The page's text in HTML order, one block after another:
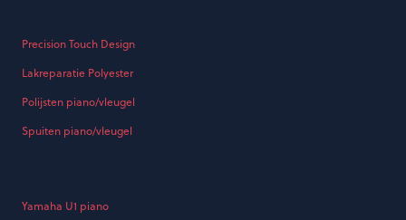
Precision Touch Design
Lakreparatie Polyester
Polijsten piano/vleugel
Spuiten piano/vleugel
Yamaha U1 piano